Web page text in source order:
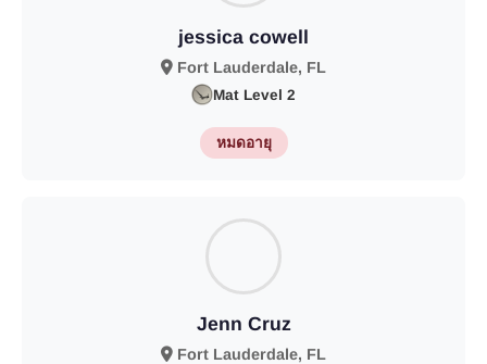
jessica cowell
Fort Lauderdale, FL
Mat Level 2
หมดอายุ
Jenn Cruz
Fort Lauderdale, FL